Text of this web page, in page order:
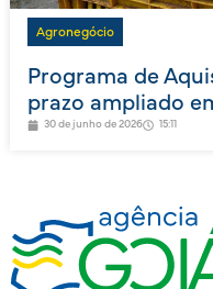
Agronegócio
Programa de
prazo ampliado
30 de junho de 2026 15:11